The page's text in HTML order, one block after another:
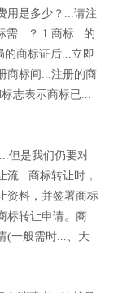
用是多少？...请注
需...？ 1.商标...的
商标证后...立即
商标间...注册的商
志表示商标已...
但是我们仍要对
...商标转让时，
资料，并签署商标
标转让申请。商
(一般需时...、大